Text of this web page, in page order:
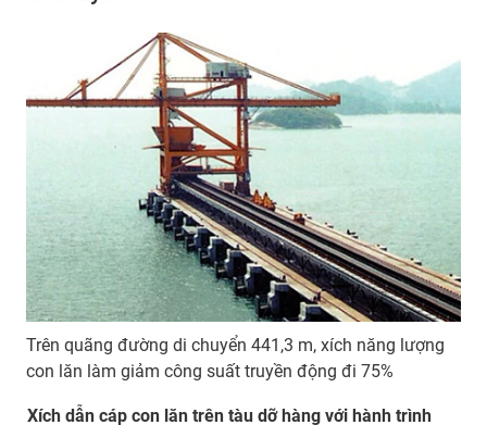
Trên quãng đường di chuyển 441,3 m, xích năng lượng
con lăn làm giảm công suất truyền động đi 75%
Xích dẫn cáp con lăn trên tàu dỡ hàng với hành trình